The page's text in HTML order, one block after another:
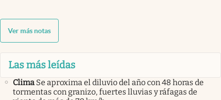
Ver más notas
Las más leídas
Clima Se aproxima el diluvio del año con 48 horas de
tormentas con granizo, fuertes lluvias y ráfagas de